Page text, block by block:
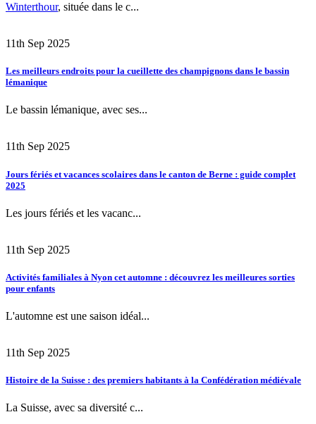
Winterthour, située dans le c...
11th Sep 2025
Les meilleurs endroits pour la cueillette des champignons dans le bassin
lémanique
Le bassin lémanique, avec ses...
11th Sep 2025
Jours fériés et vacances scolaires dans le canton de Berne : guide complet
2025
Les jours fériés et les vacanc...
11th Sep 2025
Activités familiales à Nyon cet automne : découvrez les meilleures sorties
pour enfants
L'automne est une saison idéal...
11th Sep 2025
Histoire de la Suisse : des premiers habitants à la Confédération médiévale
La Suisse, avec sa diversité c...